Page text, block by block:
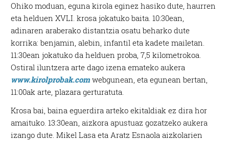
Ohiko moduan, eguna kirola eginez hasiko dute, haurren
eta helduen XVLI. krosa jokatuko baita. 10:30ean,
adinaren araberako distantzia osatu beharko dute
korrika: benjamin, alebin, infantil eta kadete mailetan.
11:30ean jokatuko da helduen proba, 7,5 kilometrokoa.
Ostiral iluntzera arte dago izena emateko aukera
www.kirolprobak.com webgunean, eta egunean bertan,
11:00ak arte, plazara gerturatuta.
Krosa bai, baina eguerdira arteko ekitaldiak ez dira hor
amaituko. 13:30ean, aizkora apustuaz gozatzeko aukera
izango dute. Mikel Lasa eta Aratz Esnaola aizkolarien